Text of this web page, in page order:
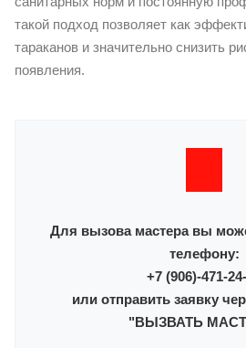
такой подход позволяет как
тараканов и значительно снизить
появления.
Для вызова мастера вы
телефону:
+7 (906)-471-
или отправить заявку
"ВЫЗВАТЬ